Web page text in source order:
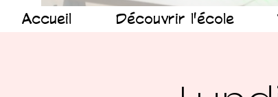
Accueil Découvrir l'école